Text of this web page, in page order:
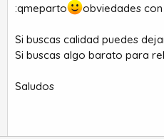
:qmeparto
obviedades
Si buscas calidad puedes
Si buscas algo barato para
Saludos